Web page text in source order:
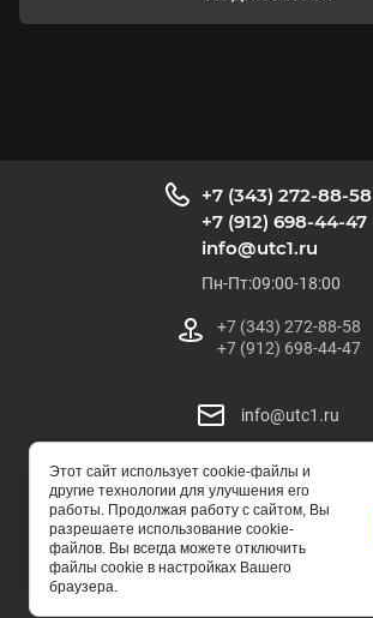
УралТрейдЦентр
© 2025
+7 (343) 272-88-58
+7 (912) 698-44-47
info@utc1.ru
Пн-Пт:09:00-18:00
+7 (343) 272-88-58
+7 (912) 698-44-47
info@utc1.ru
создать интернет магазин
Этот сайт использует cookie-файлы и
другие технологии для улучшения его
работы. Продолжая работу с сайтом, Вы
разрешаете использование cookie-
файлов. Вы всегда можете отключить
файлы cookie в настройках Вашего
браузера.